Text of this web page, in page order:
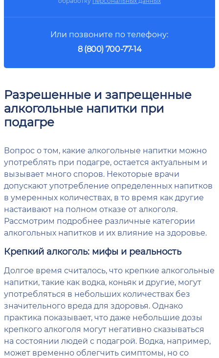
Или позвоните по телефону:
8 (800) 700-77-14
Разрешенные и запрещенные
алкогольные напитки при
подагре
Вопрос о том, какие алкогольные напитки можно
употреблять при подагре, остается актуальным и
вызывает много споров. Некоторые врачи
допускают употребление определенных напитков
в умеренных количествах, в то время как другие
настаивают на полном отказе от алкоголя.
Рассмотрим подробнее различные категории
алкогольных напитков и их влияние на здоровье.
Крепкий алкоголь: мифы и реальность
Долгое время считалось, что крепкие алкогольные
напитки, такие как водка, коньяк и другие, могут
употребляться в небольших количествах без
значительного вреда для здоровья. Однако
практика показывает, что даже небольшие дозы
крепкого алкоголя могут негативно сказываться
на состоянии людей с подагрой. Водка, например,
может временно облегчить симптомы, но со